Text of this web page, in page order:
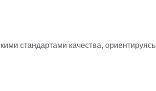
стандартами качества,